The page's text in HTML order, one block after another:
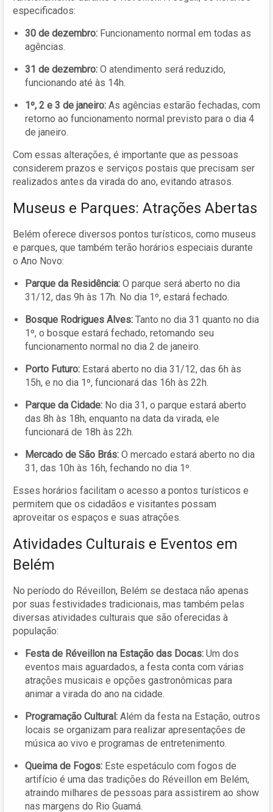
especificados:
30 de dezembro: Funcionamento normal em todas as
agências.
31 de dezembro: O atendimento será reduzido,
funcionando até às 14h.
1º, 2 e 3 de janeiro: As agências estarão fechadas, com
retorno ao funcionamento normal previsto para o dia 4
de janeiro.
Com essas alterações, é importante que as pessoas
considerem prazos e serviços postais que precisam ser
realizados antes da virada do ano, evitando atrasos.
Museus e Parques: Atrações Abertas
Belém oferece diversos pontos turísticos, como museus
e parques, que também terão horários especiais durante
o Ano Novo:
Parque da Residência: O parque será aberto no dia
31/12, das 9h às 17h. No dia 1º, estará fechado.
Bosque Rodrigues Alves: Tanto no dia 31 quanto no dia
1º, o bosque estará fechado, retomando seu
funcionamento normal no dia 2 de janeiro.
Porto Futuro: Estará aberto no dia 31/12, das 6h às
15h, e no dia 1º, funcionará das 16h às 22h.
Parque da Cidade: No dia 31, o parque estará aberto
das 8h às 18h, enquanto na data da virada, ele
funcionará de 18h às 22h.
Mercado de São Brás: O mercado estará aberto no dia
31, das 10h às 16h, fechando no dia 1º.
Esses horários facilitam o acesso a pontos turísticos e
permitem que os cidadãos e visitantes possam
aproveitar os espaços e suas atrações.
Atividades Culturais e Eventos em
Belém
No período do Réveillon, Belém se destaca não apenas
por suas festividades tradicionais, mas também pelas
diversas atividades culturais que são oferecidas à
população:
Festa de Réveillon na Estação das Docas: Um dos
eventos mais aguardados, a festa conta com várias
atrações musicais e opções gastronômicas para
animar a virada do ano na cidade.
Programação Cultural: Além da festa na Estação, outros
locais se organizam para realizar apresentações de
música ao vivo e programas de entretenimento.
Queima de Fogos: Este espetáculo com fogos de
artifício é uma das tradições do Réveillon em Belém,
atraindo milhares de pessoas para assistirem ao show
nas margens do Rio Guamá.